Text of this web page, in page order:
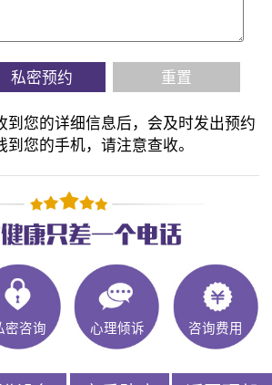
私密预约 重置
到您的详细信息后，会及时发出预约
您的手机，请注意查收。
密咨询 心理倾诉 咨询费用